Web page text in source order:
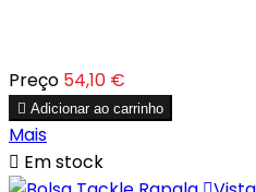
Preço 54,10 €
 Adicionar ao carrinho
Mais
 Em stock